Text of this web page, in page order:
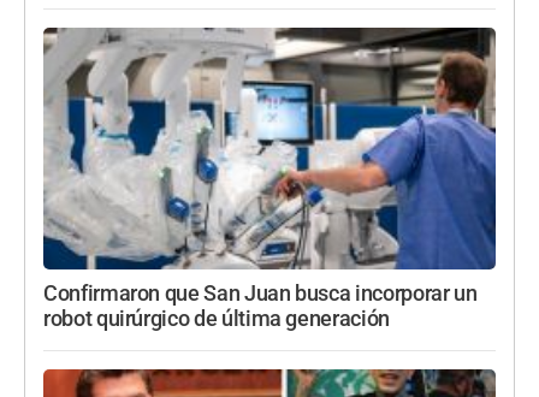
Confirmaron que San Juan busca incorporar un
robot quirúrgico de última generación